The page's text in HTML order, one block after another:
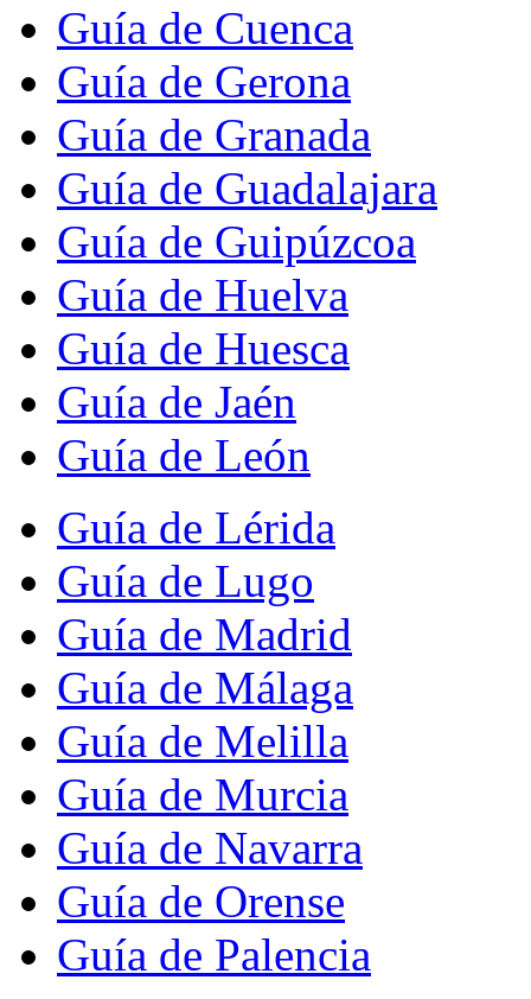
Guía de Cuenca
Guía de Gerona
Guía de Granada
Guía de Guadalajara
Guía de Guipúzcoa
Guía de Huelva
Guía de Huesca
Guía de Jaén
Guía de León
Guía de Lérida
Guía de Lugo
Guía de Madrid
Guía de Málaga
Guía de Melilla
Guía de Murcia
Guía de Navarra
Guía de Orense
Guía de Palencia